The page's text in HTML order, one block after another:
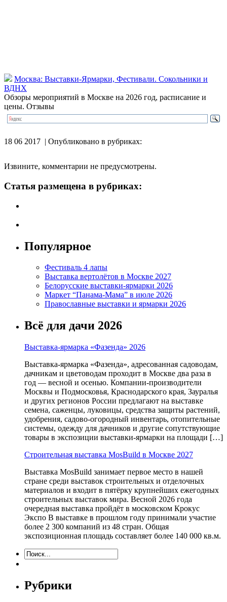
Москва: Выставки-Ярмарки, Фестивали. Сокольники и
ВДНХ
Обзоры мероприятий в Москве на 2026 год, расписание и
цены. Отзывы
18 06 2017 | Опубликовано в рубриках:
Извините, комментарии не предусмотрены.
Статья размещена в рубриках:
Популярное
Фестиваль 4 лапы
Выставка вертолётов в Москве 2027
Белорусские выставки-ярмарки 2026
Маркет “Панама-Мама” в июле 2026
Православные выставки и ярмарки 2026
Всё для дачи 2026
Выставка-ярмарка «Фазенда» 2026
Выставка-ярмарка «Фазенда», адресованная садоводам,
дачникам и цветоводам проходит в Москве два раза в
год — весной и осенью. Компании-производители
Москвы и Подмосковья, Краснодарского края, Зауралья
и других регионов России предлагают на выставке
семена, саженцы, луковицы, средства защиты растений,
удобрения, садово-огородный инвентарь, отопительные
системы, одежду для дачников и другие сопутствующие
товары в экспозиции выставки-ярмарки на площади […]
Строительная выставка MosBuild в Москве 2027
Выставка MosBuild занимает первое место в нашей
стране среди выставок строительных и отделочных
материалов и входит в пятёрку крупнейших ежегодных
строительных выставок мира. Весной 2026 года
очередная выставка пройдёт в московском Крокус
Экспо В выставке в прошлом году принимали участие
более 2 300 компаний из 48 стран. Общая
экспозиционная площадь составляет более 140 000 кв.м.
Рубрики